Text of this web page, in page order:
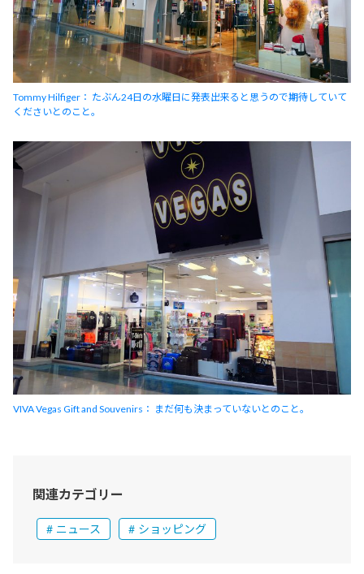
Tommy Hilfiger： たぶん24日の水曜日に発表出来ると思うので期待していて
くださいとのこと。
VIVA Vegas Gift and Souvenirs： まだ何も決まっていないとのこと。
関連カテゴリー
ニュース ショッピング